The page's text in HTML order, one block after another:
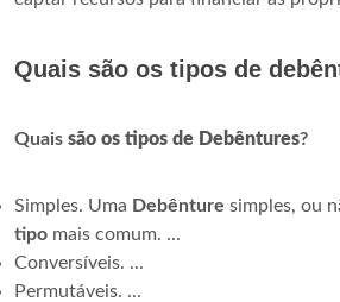
Quais são os tipos de
Quais são os tipos de Debêntures?
Simples. Uma Debênture simples, ou
tipo mais comum. ...
Conversíveis. ...
Permutáveis. ...